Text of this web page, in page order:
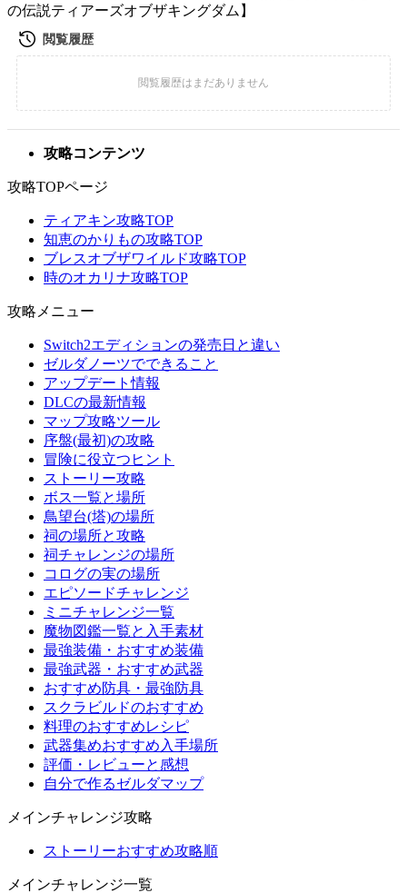
の伝説ティアーズオブザキングダム】
攻略コンテンツ
攻略TOPページ
ティアキン攻略TOP
知恵のかりもの攻略TOP
ブレスオブザワイルド攻略TOP
時のオカリナ攻略TOP
攻略メニュー
Switch2エディションの発売日と違い
ゼルダノーツでできること
アップデート情報
DLCの最新情報
マップ攻略ツール
序盤(最初)の攻略
冒険に役立つヒント
ストーリー攻略
ボス一覧と場所
鳥望台(塔)の場所
祠の場所と攻略
祠チャレンジの場所
コログの実の場所
エピソードチャレンジ
ミニチャレンジ一覧
魔物図鑑一覧と入手素材
最強装備・おすすめ装備
最強武器・おすすめ武器
おすすめ防具・最強防具
スクラビルドのおすすめ
料理のおすすめレシピ
武器集めおすすめ入手場所
評価・レビューと感想
自分で作るゼルダマップ
メインチャレンジ攻略
ストーリーおすすめ攻略順
メインチャレンジ一覧